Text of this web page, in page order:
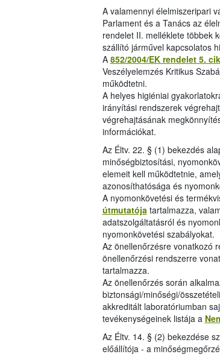
A valamennyi élelmiszeripari
Parlament és a Tanács az
rendelet II. melléklete többek
szállító járművel kapcsolatos
A 852/2004/EK rendelet 5.
Veszélyelemzés Kritikus
működtetni.
A helyes higiéniai
irányítási rendszerek
végrehajtásának
információkat.
Az Éltv. 22. § (1) bekezdés
minőségbiztosítási,
elemeit kell működtetnie,
azonosíthatósága és
A nyomonkövetési és
útmutatójatartalmazza,
adatszolgáltatásról és
nyomonkövetési szabályokat.
Az önellenőrzésre vonatkozó
önellenőrzési rendszerre
tartalmazza.
Az önellenőrzés során
biztonsági/minőségi/
akkreditált laboratóriumban
tevékenységeinek listája a
Az Éltv. 14. § (2) bekezdése
előállítója - a